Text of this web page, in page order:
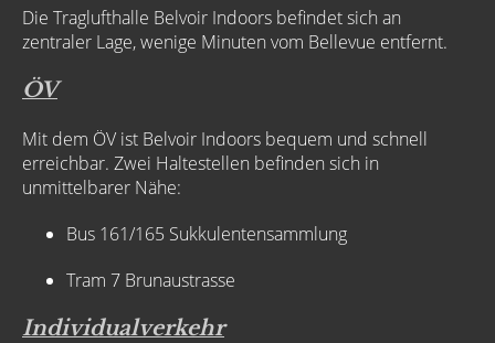
Die Traglufthalle Belvoir Indoors befindet sich an
zentraler Lage, wenige Minuten vom Bellevue entfernt.
ÖV
Mit dem ÖV ist Belvoir Indoors bequem und schnell
erreichbar. Zwei Haltestellen befinden sich in
unmittelbarer Nähe:
Bus 161/165 Sukkulentensammlung
Tram 7 Brunaustrasse
Individualverkehr